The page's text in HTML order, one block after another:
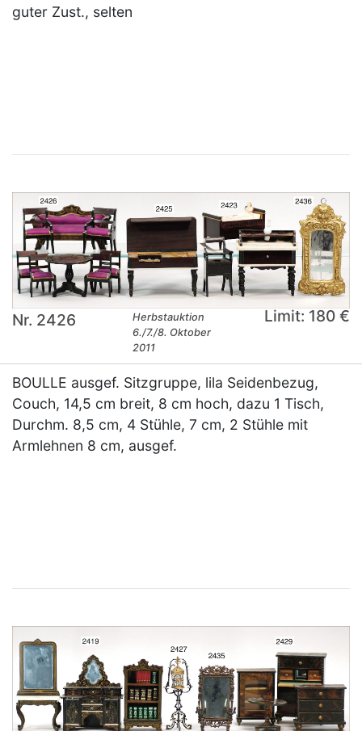
guter Zust., selten
Nr. 2426
Herbstauktion
6./7./8. Oktober
2011
Limit: 180 €
BOULLE ausgef. Sitzgruppe, lila Seidenbezug,
Couch, 14,5 cm breit, 8 cm hoch, dazu 1 Tisch,
Durchm. 8,5 cm, 4 Stühle, 7 cm, 2 Stühle mit
Armlehnen 8 cm, ausgef.